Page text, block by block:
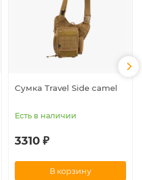
Сумка Travel Side camel
Есть в наличии
3310 ₽
В корзину